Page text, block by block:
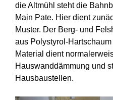
die Altmühl steht die
Main Pate. Hier dient
Muster. Der Berg- und
aus Polystyrol-
Material dient
Hauswanddämmung und
Hausbaustellen.